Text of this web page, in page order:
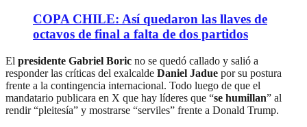
COPA CHILE: Así quedaron las llaves de
octavos de final a falta de dos partidos
El presidente Gabriel Boric no se quedó callado y salió a
responder las críticas del exalcalde Daniel Jadue por su postura
frente a la contingencia internacional. Todo luego de que el
mandatario publicara en X que hay líderes que “se humillan” al
rendir “pleitesía” y mostrarse “serviles” frente a Donald Trump.